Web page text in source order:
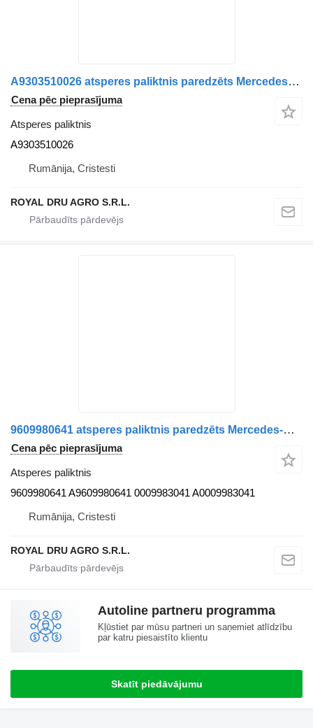
A9303510026 atsperes paliktnis paredzēts Mercedes-Benz kravas automašīnas
Cena pēc pieprasījuma
Atsperes paliktnis
A9303510026
Rumānija, Cristesti
ROYAL DRU AGRO S.R.L.
9609980641 atsperes paliktnis paredzēts Mercedes-Benz kravas automašīnas
Cena pēc pieprasījuma
Atsperes paliktnis
9609980641 A9609980641 0009983041 A0009983041
Rumānija, Cristesti
ROYAL DRU AGRO S.R.L.
Autoline partneru programma
Kļūstiet par mūsu partneri un saņemiet atlīdzību
par katru piesaistīto klientu
Skatīt piedāvājumu